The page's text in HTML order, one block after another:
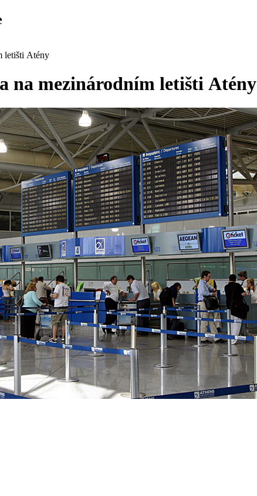
letišti Atény
na mezinárodním letišti Atény